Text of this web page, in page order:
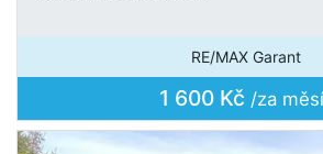
RE/MAX Garant
1 600 Kč /za